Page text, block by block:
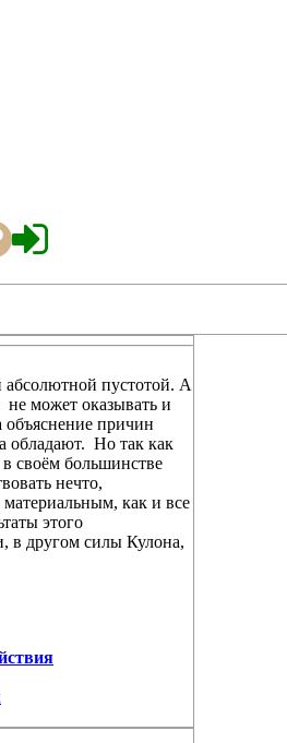
абсолютной пустотой. А
может оказывать и
объяснение причин
обладают. Но так как
в своём большинстве
нечто,
как и все
этого
в другом силы Кулона,